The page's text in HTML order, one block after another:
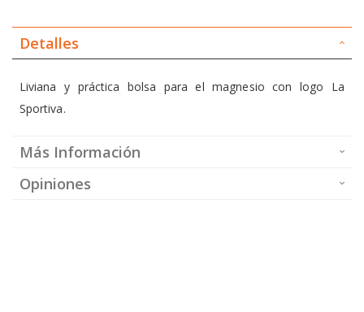
Detalles
Liviana y práctica bolsa para el magnesio con logo La
Sportiva.
Más Información
Opiniones